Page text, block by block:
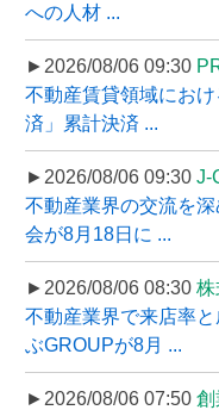
への人材 ...
►2026/08/06 09:30
不動産賃貸領域にお
済」累計決済 ...
►2026/08/06 09:30 J-
不動産業界の交流を
会が8月18日に ...
►2026/08/06 08:30 株
不動産業界で来店率
ぶGROUPが8月 ...
►2026/08/06 07:50 創